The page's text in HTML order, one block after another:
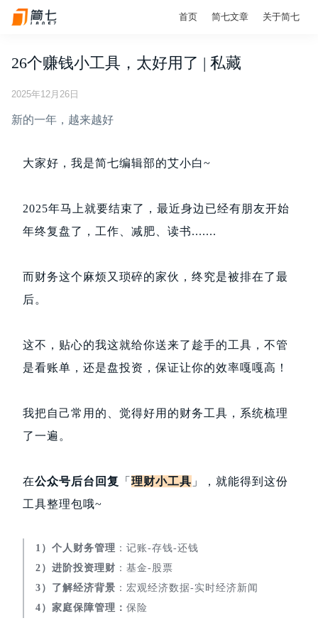
首页 简七文章 关于简七
26个赚钱小工具，太好用了 | 私藏
2025年12月26日
新的一年，越来越好
大家好，我是简七编辑部的艾小白~
2025年马上就要结束了，最近身边已经有朋友开始
年终复盘了，工作、减肥、读书.......
而财务这个麻烦又琐碎的家伙，终究是被排在了最
后。
这不，贴心的我这就给你送来了趁手的工具，不管
是看账单，还是盘投资，保证让你的效率嘎嘎高！
我把自己常用的、觉得好用的财务工具，系统梳理
了一遍。
在公众号后台 回复 「 理财小工具 」，就能得到这份
工具整理包哦~
1）个人财务管理 ：记账-存钱-还钱
2）进阶投资理财 ：基金-股票
3）了解经济背景 ：宏观经济数据-实时经济新闻
4）家庭保障管理： 保险